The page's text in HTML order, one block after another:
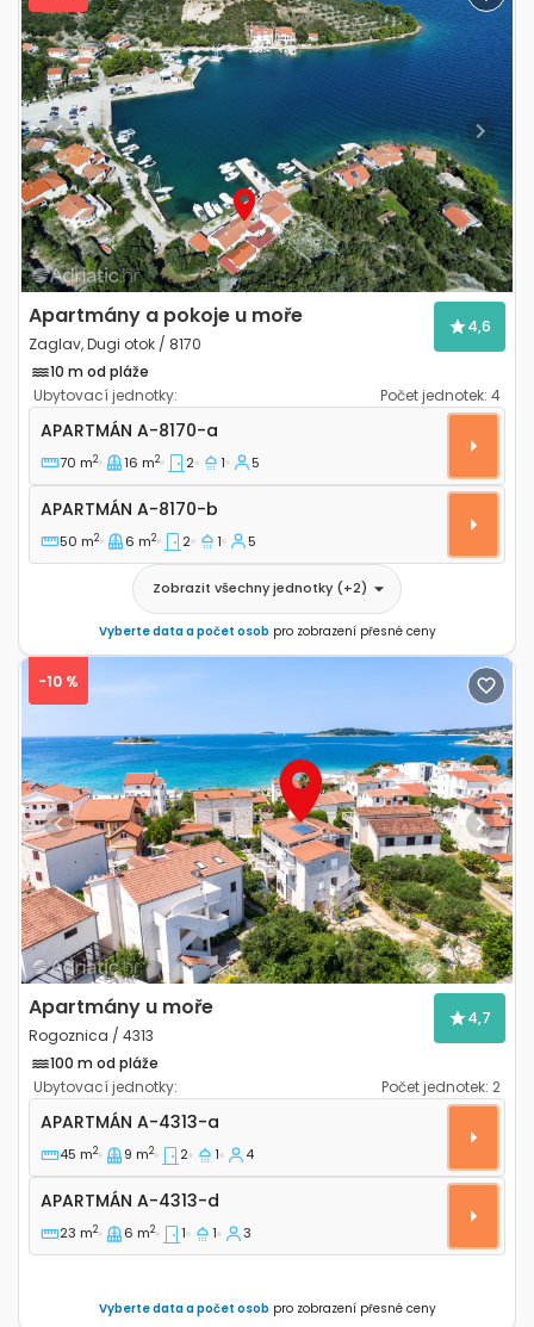
Previous Next
Apartmány a pokoje u moře
Zaglav, Dugi otok / 8170
4,6
10 m od pláže
Ubytovací jednotky:
Počet jednotek: 4
Dvoupokojový apartmán Zaglav, Dugi otok A-8170-a
APARTMÁN A-8170-a
70 m2 16 m2 2 1 5
Apartmán A-8170-b
APARTMÁN A-8170-b
50 m2 6 m2 2 1 5
Zobrazit všechny jednotky (+2)
Vyberte data a počet osob pro zobrazení přesné ceny
Previous Next
-10 %
Apartmány u moře
Rogoznica / 4313
4,7
100 m od pláže
Ubytovací jednotky:
Počet jednotek: 2
Dvoupokojový apartmán Rogoznica A-4313-a
APARTMÁN A-4313-a
45 m2 9 m2 2 1 4
Apartmán A-4313-d
APARTMÁN A-4313-d
23 m2 6 m2 1 1 3
Vyberte data a počet osob pro zobrazení přesné ceny